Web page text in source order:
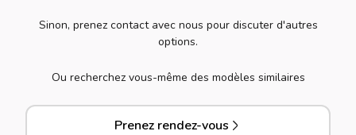
Sinon, prenez contact avec nous pour discuter d'autres
options.
Ou recherchez vous-même des modèles similaires
Prenez rendez-vous